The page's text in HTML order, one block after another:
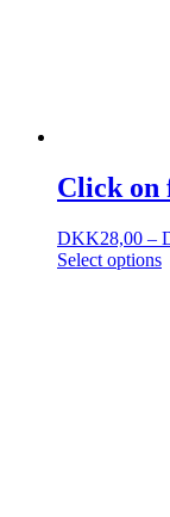
Click on
DKK28,00 –
Select options